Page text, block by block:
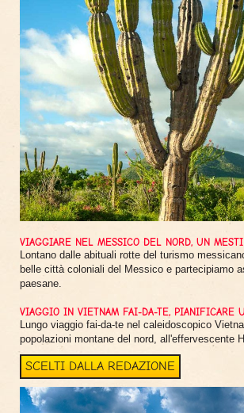
VIAGGIARE NEL MESSICO DEL NORD, UN
Lontano dalle abituali rotte del turismo
belle città coloniali del Messico e partecipiamo
paesane.
VIAGGIO IN VIETNAM FAI-DA-TE, PIANIFICARE
Lungo viaggio fai-da-te nel caleidoscopico
popolazioni montane del nord, all'effervescente
SCELTI DALLA REDAZIONE